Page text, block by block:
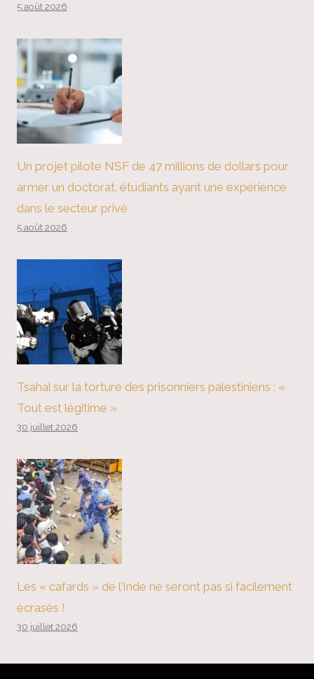
5 août 2026
Un projet pilote NSF de 47 millions de dollars pour
armer un doctorat. étudiants ayant une expérience
dans le secteur privé
5 août 2026
Tsahal sur la torture des prisonniers palestiniens : «
Tout est légitime »
30 juillet 2026
Les « cafards » de l’Inde ne seront pas si facilement
écrasés !
30 juillet 2026